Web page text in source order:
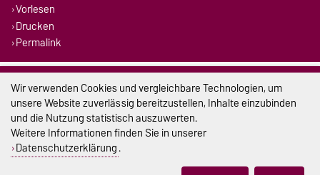
Vorlesen
Drucken
Permalink
Impressum
Datenschutz
Barrierefreiheit
Cookie-Einstellungen
Wir verwenden Cookies und vergleichbare Technologien, um
unsere Website zuverlässig bereitzustellen, Inhalte einzubinden
und die Nutzung statistisch auszuwerten.
Weitere Informationen finden Sie in unserer
Datenschutzerklärung.